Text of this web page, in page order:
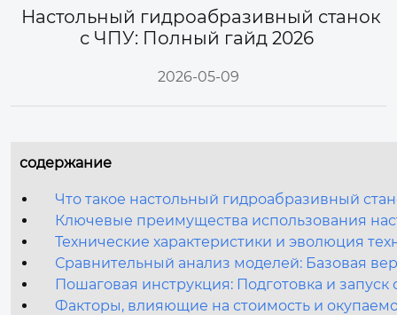
Настольный гидроабразивный станок
с ЧПУ: Полный гайд 2026
2026-05-09
содержание
Что такое настольный гидроабразивный
Ключевые преимущества использования
Технические характеристики и эволюция
Сравнительный анализ моделей: Базовая
Пошаговая инструкция: Подготовка и
Факторы, влияющие на стоимость и